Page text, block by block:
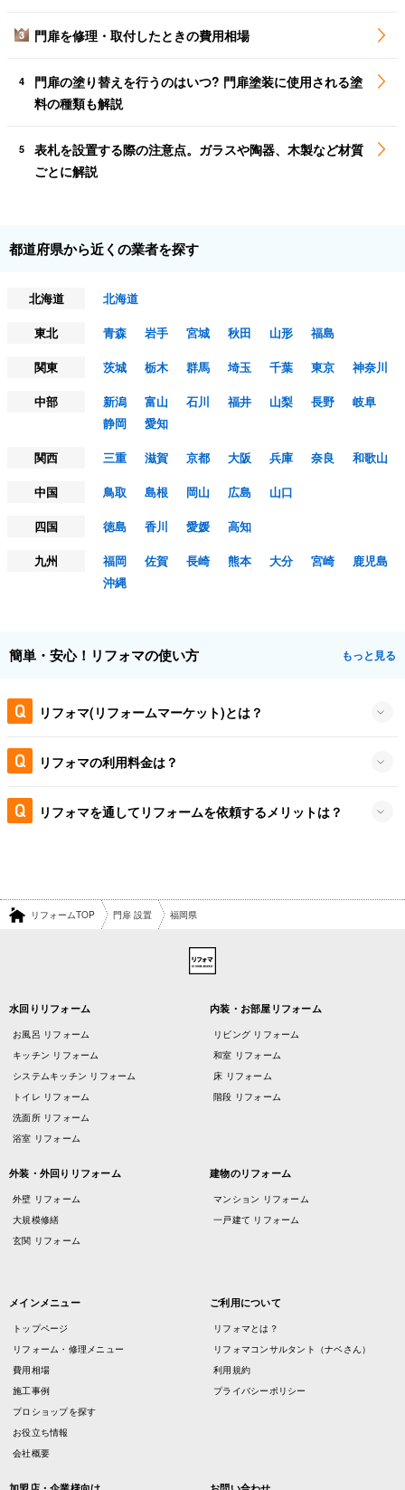
3 門扉を修理・取付したときの費用相場
4
門扉の塗り替えを行うのはいつ? 門扉塗装に使用される塗
料の種類も解説
5
表札を設置する際の注意点。ガラスや陶器、木製など材質
ごとに解説
都道府県から近くの業者を探す
北海道
北海道
東北
青森 岩手 宮城 秋田 山形
福島
関東
茨城 栃木 群馬 埼玉 千葉 東京
神奈川
中部
新潟 富山 石川 福井 山梨 長野
岐阜
静岡
愛知
関西
三重 滋賀 京都 大阪 兵庫 奈良
和歌山
中国
鳥取 島根 岡山 広島
山口
四国
徳島 香川 愛媛
高知
九州
福岡 佐賀 長崎 熊本 大分 宮崎
鹿児島
沖縄
簡単・安心！リフォマの使い方 もっと見る
リフォマ(リフォームマーケット)とは？
リフォマの利用料金は？
リフォマを通してリフォームを依頼するメリットは？
リフォームTOP 門扉 設置 福岡県
水回りリフォーム
お風呂 リフォーム
キッチン リフォーム
システムキッチン リフォーム
トイレ リフォーム
洗面所 リフォーム
浴室 リフォーム
内装・お部屋リフォーム
リビング リフォーム
和室 リフォーム
床 リフォーム
階段 リフォーム
外装・外回りリフォーム
外壁 リフォーム
大規模修繕
玄関 リフォーム
建物のリフォーム
マンション リフォーム
一戸建て リフォーム
メインメニュー
トップページ
リフォーム・修理メニュー
費用相場
施工事例
プロショップを探す
お役立ち情報
会社概要
ご利用について
リフォマとは？
リフォマコンサルタント（ナベさん）
利用規約
プライバシーポリシー